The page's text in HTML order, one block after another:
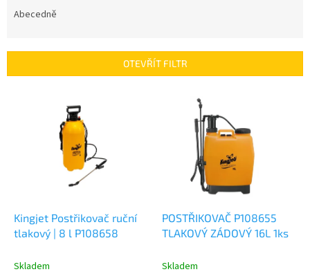
r
Abecedně
OTEVŘÍT FILTR
Kingjet Postřikovač ruční
tlakový | 8 l P108658
Skladem
POSTŘIKOVAČ P108655
TLAKOVÝ ZÁDOVÝ 16L 1ks
Skladem